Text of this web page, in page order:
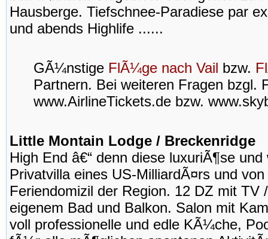
Hausberge. Tiefschnee-Paradiese par
und abends Highlife ......
GÃ¼nstige FlÃ¼ge nach Vail bzw.
Partnern. Bei weiteren Fragen bzgl.
www.AirlineTickets.de bzw.
Little Montain Lodge / Breckenridge
High End â€“ denn diese luxuriÃ¶se
Privatvilla eines US-MilliardÃ¤rs und
Feriendomizil der Region. 12 DZ mit
eigenem Bad und Balkon. Salon mit
voll professionelle und edle KÃ¼che,